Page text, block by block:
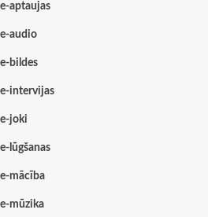
e-aptaujas
e-audio
e-bildes
e-intervijas
e-joki
e-lūgšanas
e-mācība
e-mūzika